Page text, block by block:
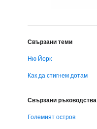
Свързани теми
Ню Йорк
Как да стигнем дотам
Свързани ръководства
Големият остров